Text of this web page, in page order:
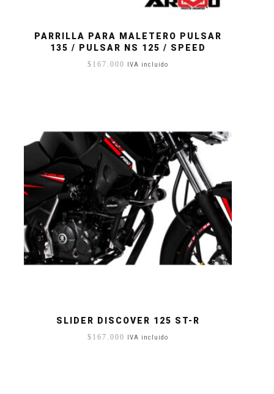
PARRILLA PARA MALETERO PULSAR
135 / PULSAR NS 125 / SPEED
$ 167.000 IVA incluido
SLIDER DISCOVER 125 ST-R
$ 167.000 IVA incluido